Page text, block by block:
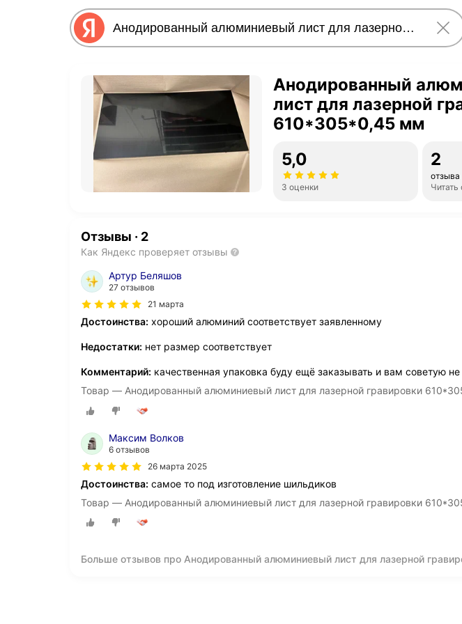
Анодированный
лист для лазерной
610*305*0,45 мм
5,0
3 оценки
2
отзыва
Читать
Отзывы · 2
Как Яндекс проверяет отзывы
Артур Беляшов
27 отзывов
21 марта
Достоинства: хороший алюминий соответствует заявленному
Недостатки: нет размер соответствует
Комментарий: качественная упаковка буду ещё заказывать и вам советую
Товар — Анодированный алюминиевый лист для лазерной гравировки
Максим Волков
6 отзывов
26 марта 2025
Достоинства: самое то под изготовление шильдиков
Товар — Анодированный алюминиевый лист для лазерной гравировки
Больше отзывов про Анодированный алюминиевый лист для лазерной